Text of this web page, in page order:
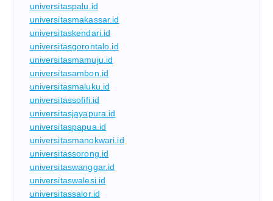
universitaspalu.id
universitasmakassar.id
universitaskendari.id
universitasgorontalo.id
universitasmamuju.id
universitasambon.id
universitasmaluku.id
universitassofifi.id
universitasjayapura.id
universitaspapua.id
universitasmanokwari.id
universitassorong.id
universitaswanggar.id
universitaswalesi.id
universitassalor.id